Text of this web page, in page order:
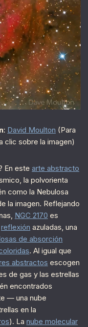
: David Moulton (Para
clic sobre la imagen)
En este arte abstracto
la polvorienta
como la Nebulosa
la imagen. Reflejando
NGC 2170 es
reflexión azuladas, una
de absorción
. Al igual que
abstractos escogen
de gas y las estrellas
encontrados
— una nube
en la
). La nube molecular